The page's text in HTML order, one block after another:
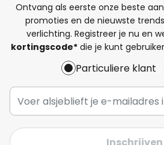
Ontvang als eerste onze beste
promoties en de nieuwste
verlichting. Registreer je nu en
kortingscode*die je kunt
Particuliere klant
Inschrijven